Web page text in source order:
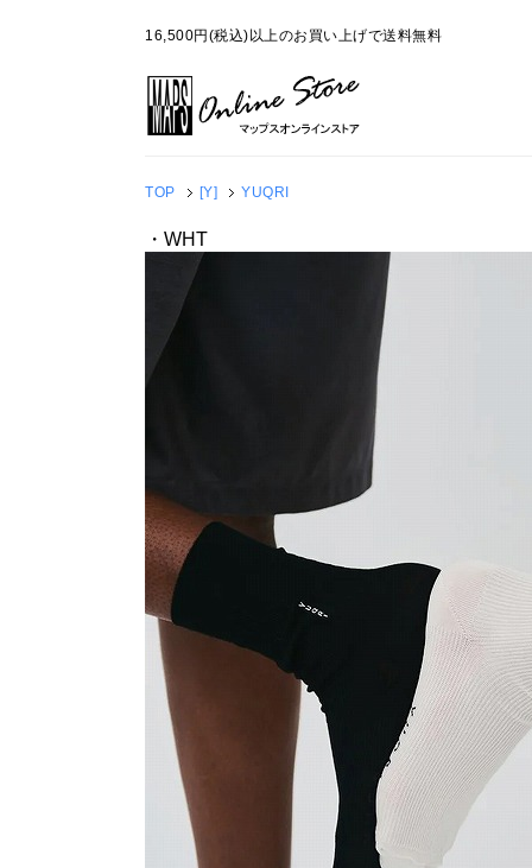
16,500円(税込)以上のお買い上げで送料無料
TOP [Y] YUQRI
・WHT